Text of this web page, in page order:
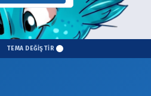
TEMA DEĞİŞTİR